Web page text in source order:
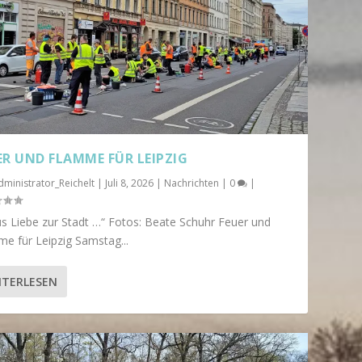
LIVIAPLATZ...
UND FLAMME FÜR LEIPZIG
| Juli 8, 2026 | Nachrichten | 0 |
Liebe zur Stadt …“ Fotos: Beate Schuhr Feuer und
für Leipzig Samstag...